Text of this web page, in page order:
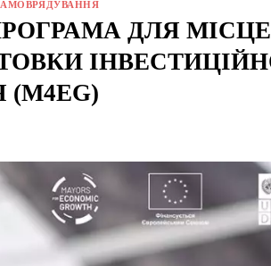
ДЛЯ